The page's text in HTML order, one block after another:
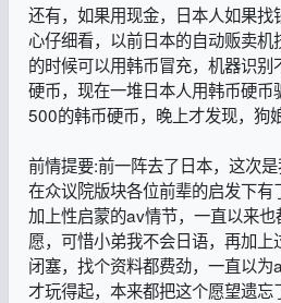
还有，如果用现金，日本人如果
心仔细看，以前日本的自动贩卖
的时候可以用韩币冒充，机器识
硬币，现在一堆日本人用韩币硬
500的韩币硬币，晚上才发现，狗
前情提要:前一阵去了日本，这次
在众议院版块各位前辈的启发下
加上性启蒙的av情节，一直以来
愿，可惜小弟我不会日语，再加
闭塞，找个资料都费劲，一直以
才玩得起，本来都把这个愿望遗忘